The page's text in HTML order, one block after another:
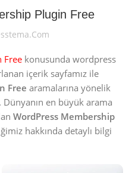
Plugin Free
Free konusunda wordpress
içerik sayfamız ile
Free aramalarına yönelik
en büyük arama
WordPress Membership
hakkında detaylı bilgi